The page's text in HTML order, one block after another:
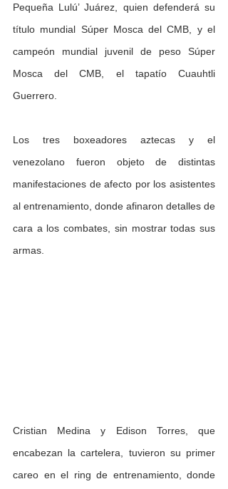
Pequeña Lulú’ Juárez, quien defenderá su
título mundial Súper Mosca del CMB, y el
campeón mundial juvenil de peso Súper
Mosca del CMB, el tapatío Cuauhtli
Guerrero.
Los tres boxeadores aztecas y el
venezolano fueron objeto de distintas
manifestaciones de afecto por los asistentes
al entrenamiento, donde afinaron detalles de
cara a los combates, sin mostrar todas sus
armas.
Cristian Medina y Edison Torres, que
encabezan la cartelera, tuvieron su primer
careo en el ring de entrenamiento, donde